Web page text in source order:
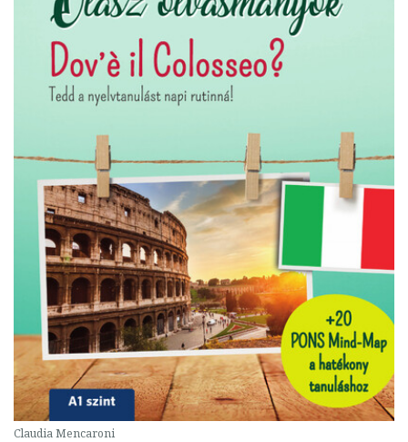
Claudia Mencaroni